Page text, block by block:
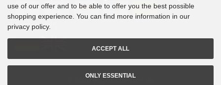
Sprachwahl
© 2020 bogenschiessen.de
use of our offer and to be able to offer you the best possible
shopping experience. You can find more information in our
privacy policy.
ACCEPT ALL
ONLY ESSENTIAL